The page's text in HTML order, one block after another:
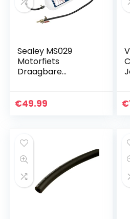
Sealey MS029
Motorfiets
Draagbare
€49.99 €